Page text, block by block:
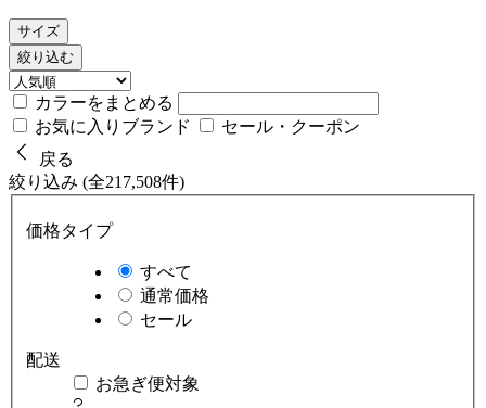
サイズ
絞り込む
カラーをまとめる
お気に入りブランド
セール・クーポン
戻る
絞り込み (全217,508件)
価格タイプ
すべて
通常価格
セール
配送
お急ぎ便対象